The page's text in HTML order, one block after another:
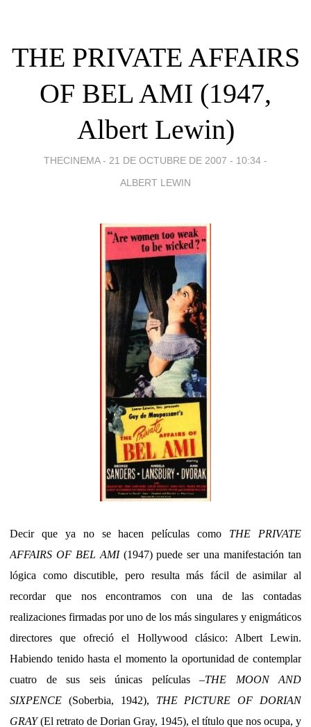
THE PRIVATE AFFAIRS
OF BEL AMI (1947,
Albert Lewin)
THECINEMA - 21 DE OCTUBRE DE 2007 - 10:34 -
ALBERT LEWIN
Decir que ya no se hacen películas como THE PRIVATE
AFFAIRS OF BEL AMI(1947) puede ser una manifestación tan
lógica como discutible, pero resulta más fácil de asimilar al
recordar que nos encontramos con una de las contadas
realizaciones firmadas por uno de los más singulares y enigmáticos
directores que ofreció el Hollywood clásico: Albert Lewin.
Habiendo tenido hasta el momento la oportunidad de contemplar
cuatro de sus seis únicas películas –THE MOON AND
SIXPENCE (Soberbia, 1942), THE PICTURE OF DORIAN
GRAY(El retrato de Dorian Gray, 1945), el título que nos ocupa, y